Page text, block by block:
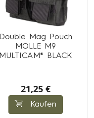
Double Mag Pouch
MOLLE M9
MULTICAM® BLACK
21,25 €
Kaufen